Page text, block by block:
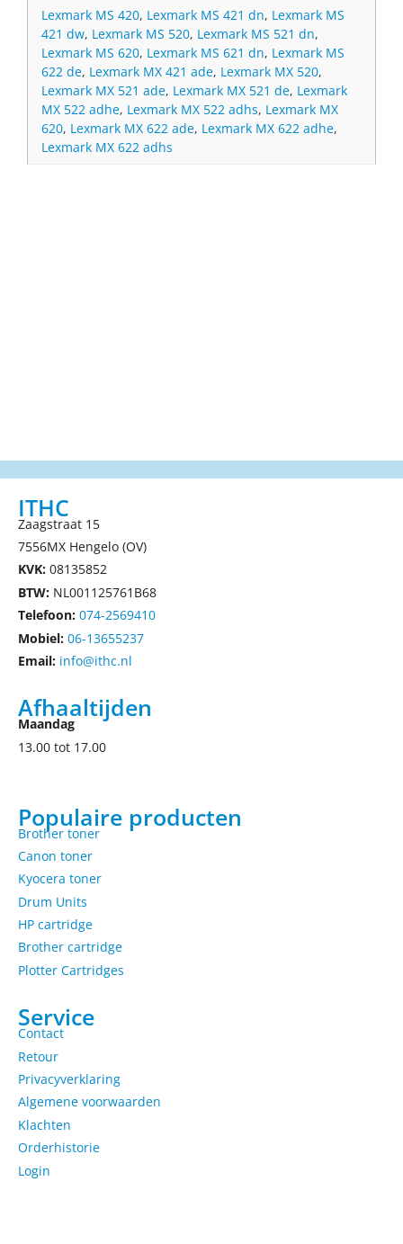
Lexmark MS 420, Lexmark MS 421 dn, Lexmark MS
421 dw, Lexmark MS 520, Lexmark MS 521 dn,
Lexmark MS 620, Lexmark MS 621 dn, Lexmark MS
622 de, Lexmark MX 421 ade, Lexmark MX 520,
Lexmark MX 521 ade, Lexmark MX 521 de, Lexmark
MX 522 adhe, Lexmark MX 522 adhs, Lexmark MX
620, Lexmark MX 622 ade, Lexmark MX 622 adhe,
Lexmark MX 622 adhs
ITHC
Zaagstraat 15
7556MX Hengelo (OV)
KVK: 08135852
BTW: NL001125761B68
Telefoon: 074-2569410
Mobiel: 06-13655237
Email: info@ithc.nl
Afhaaltijden
Maandag
13.00 tot 17.00
Populaire producten
Brother toner
Canon toner
Kyocera toner
Drum Units
HP cartridge
Brother cartridge
Plotter Cartridges
Service
Contact
Retour
Privacyverklaring
Algemene voorwaarden
Klachten
Orderhistorie
Login